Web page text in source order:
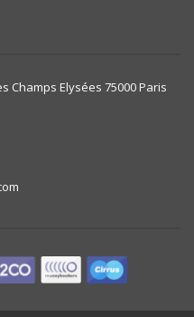
Champs Elysées 75000 Paris